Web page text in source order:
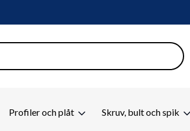
Profiler och plåt Skruv, bult och spik